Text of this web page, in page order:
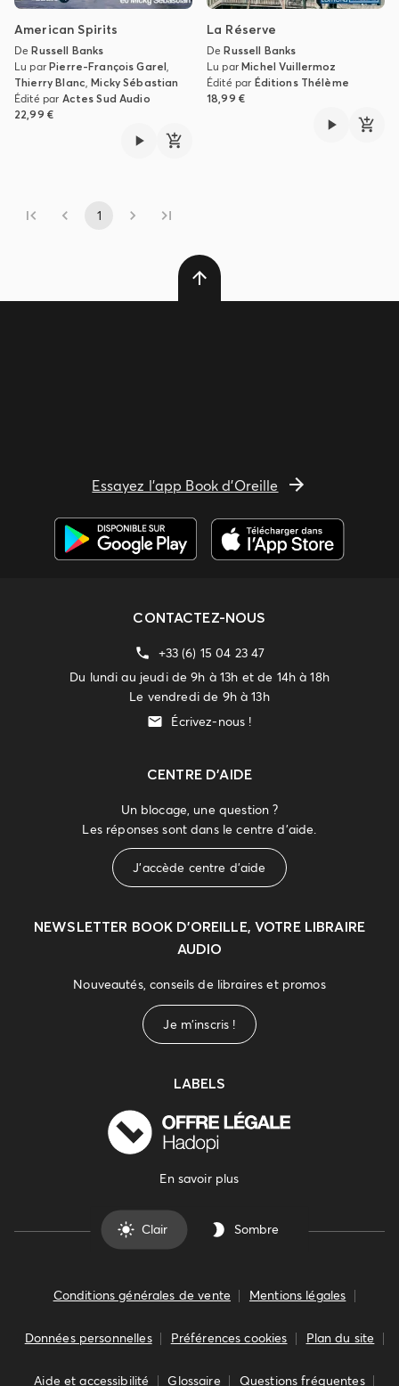
American Spirits
DeRussell Banks
Lu parPierre-François Garel,
Thierry Blanc,Micky Sébastian
Édité par Actes Sud Audio
22,99 €
La Réserve
DeRussell Banks
Lu parMichel Vuillermoz
Édité par Éditions Thélème
18,99 €
1
Essayez l'app Book d'Oreille
CONTACTEZ-NOUS
+33 (6) 15 04 23 47
Du lundi au jeudi de 9h à 13h et de 14h à 18h
Le vendredi de 9h à 13h
Écrivez-nous !
CENTRE D'AIDE
Un blocage, une question ?
Les réponses sont dans le centre d'aide.
J'accède centre d'aide
NEWSLETTER BOOK D’OREILLE, VOTRE LIBRAIRE
AUDIO
Nouveautés, conseils de libraires et promos
Je m'inscris !
LABELS
En savoir plus
Clair Sombre
Conditions générales de vente Mentions légales
Données personnelles Préférences cookies Plan du site
Aide et accessibilité Glossaire Questions fréquentes